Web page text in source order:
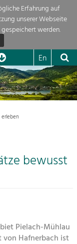
Erfahrung auf
unserer Webseite
werden.
En



vielfältig. Deshalb
Für
und schon werden alle
bewusst
Pielach-Mühlau
von Hafnerbach ist